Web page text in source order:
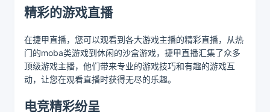
精彩的游戏直播
在捷甲直播，您可以观看到各大游戏主播的精彩直播，从热
门的moba类游戏到休闲的沙盒游戏，捷甲直播汇集了众多
顶级游戏主播，他们带来专业的游戏技巧和有趣的游戏互
动，让您在观看直播时获得无尽的乐趣。
电竞精彩纷呈